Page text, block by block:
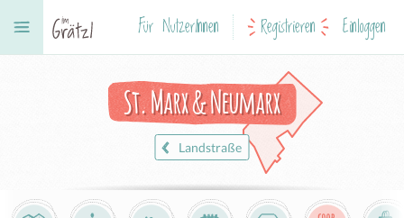
Für NutzerInnen Registrieren Einloggen
St. Marx & Neumarx
Landstraße